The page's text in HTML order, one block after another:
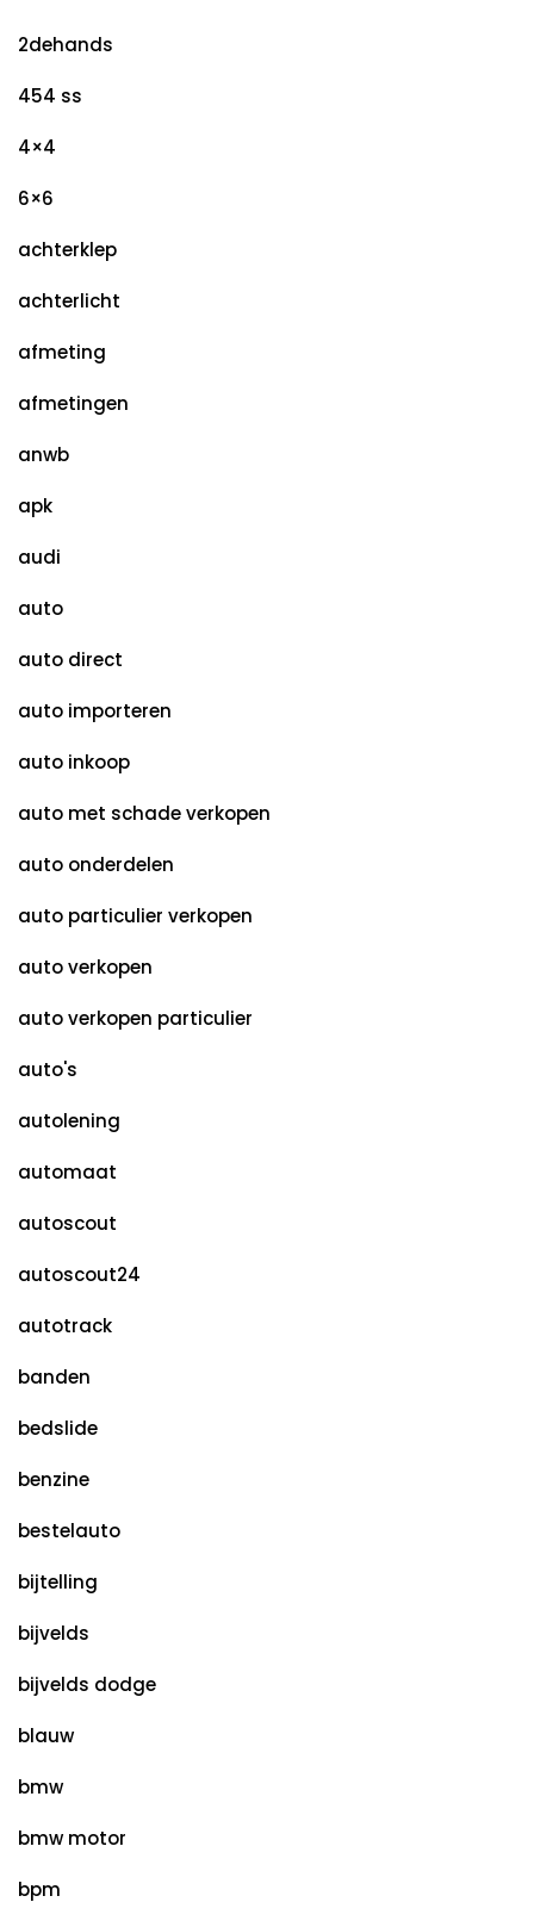
2dehands
454 ss
4×4
6×6
achterklep
achterlicht
afmeting
afmetingen
anwb
apk
audi
auto
auto direct
auto importeren
auto inkoop
auto met schade verkopen
auto onderdelen
auto particulier verkopen
auto verkopen
auto verkopen particulier
auto's
autolening
automaat
autoscout
autoscout24
autotrack
banden
bedslide
benzine
bestelauto
bijtelling
bijvelds
bijvelds dodge
blauw
bmw
bmw motor
bpm